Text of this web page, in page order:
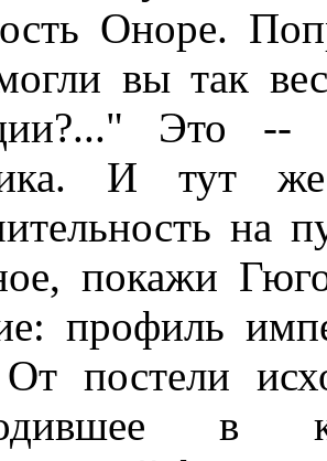
Оноре.
вы так
Это --
И тут же
на
покажи
профиль
постели
в